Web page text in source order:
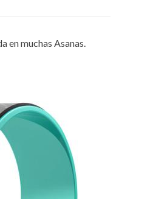
en muchas Asanas.